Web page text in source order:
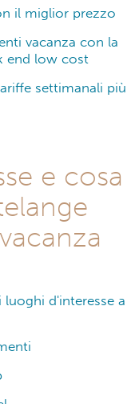
il miglior prezzo
vacanza con la
end low cost
settimanali più
e cosa
d'interesse a